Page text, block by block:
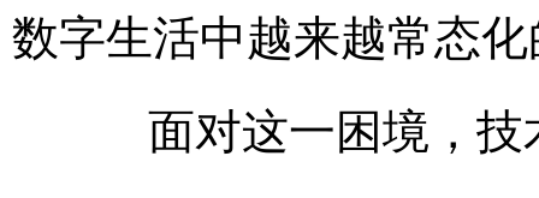
数字生活中越来越常态化
面对这一困境，技